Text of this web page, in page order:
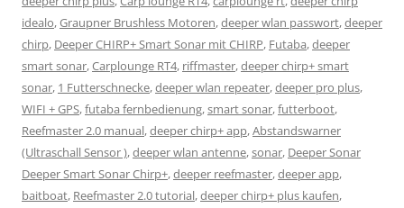
idealo,Graupner Brushless Motoren,deeper wlan passwort,deeper
chirp, Deeper CHIRP+ Smart Sonar mit CHIRP, Futaba,deeper
smart sonar,Carplounge RT4, riffmaster,deeper chirp+ smart
sonar, 1 Futterschnecke,deeper wlan repeater,deeper pro plus,
WIFI + GPS,futaba fernbedienung,smart sonar,futterboot,
Reefmaster 2.0 manual,deeper chirp+ app,Abstandswarner
(Ultraschall Sensor ),deeper wlan antenne,sonar, Deeper Sonar
Deeper Smart Sonar Chirp+,deeper reefmaster,deeper app,
baitboat, Reefmaster 2.0 tutorial,deeper chirp+ plus kaufen,